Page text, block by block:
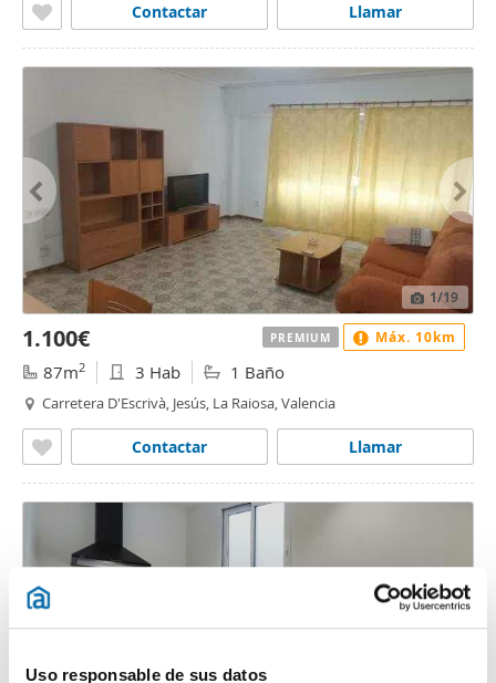
Uso responsable de sus datos
Llamar
Contactar
1/19
1.100€
87m2 3 Hab 1 Baño
Carretera D'Escrivà, Jesús, La Raiosa, Valencia
Llamar
Contactar
PREMIUM Máx. 10km